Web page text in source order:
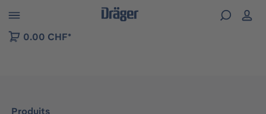
to B2B platform navigation
0.00 CHF*
Produits